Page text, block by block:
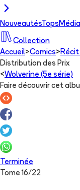
NouveautésTops Média
Collection
Accueil>Comics>
Distribution des Prix
<Wolverine (5e série)
Faire découvrir cet
Terminée
Tome16/22